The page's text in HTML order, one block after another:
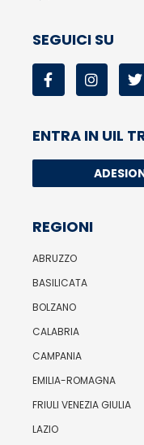
SEGUICI SU
ENTRA IN UIL
REGIONI
ABRUZZO
BASILICATA
BOLZANO
CALABRIA
CAMPANIA
EMILIA-ROMAGNA
FRIULI VENEZIA GIULIA
LAZIO